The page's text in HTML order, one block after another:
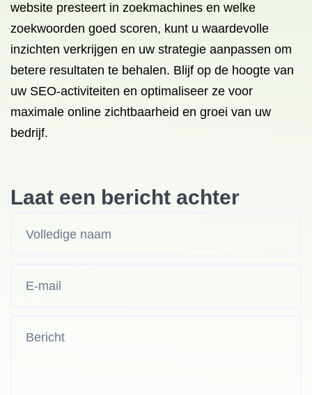
website presteert in zoekmachines en welke
zoekwoorden goed scoren, kunt u waardevolle
inzichten verkrijgen en uw strategie aanpassen om
betere resultaten te behalen. Blijf op de hoogte van
uw SEO-activiteiten en optimaliseer ze voor
maximale online zichtbaarheid en groei van uw
bedrijf.
Laat een bericht achter